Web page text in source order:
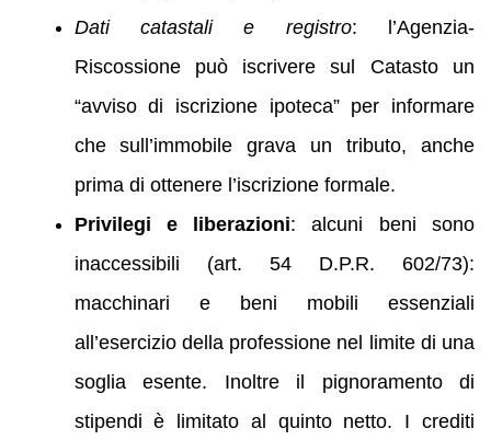
Dati catastali e registro: l’Agenzia-
Riscossione può iscrivere sul Catasto un
“avviso di iscrizione ipoteca” per informare
che sull’immobile grava un tributo, anche
prima di ottenere l’iscrizione formale.
Privilegi e liberazioni: alcuni beni sono
inaccessibili (art. 54 D.P.R. 602/73):
macchinari e beni mobili essenziali
all’esercizio della professione nel limite di una
soglia esente. Inoltre il pignoramento di
stipendi è limitato al quinto netto. I crediti